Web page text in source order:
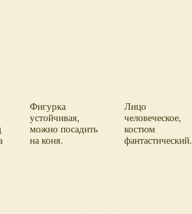
Фигурка
устойчивая,
можно посадить
на коня.
Лицо
человеческое,
костюм
фантастический.